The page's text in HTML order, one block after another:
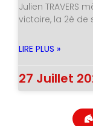
Julien TRAVERS
victoire, la 2è de
LIRE PLUS »
27 Juillet